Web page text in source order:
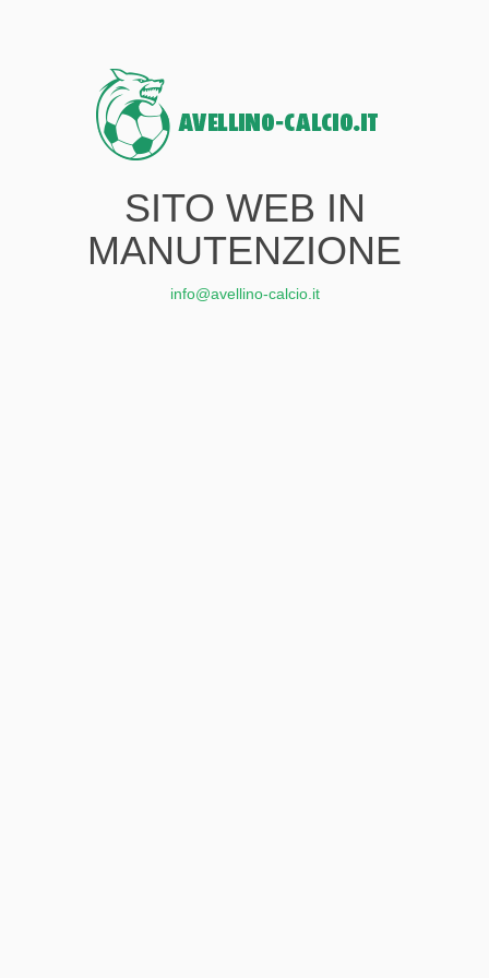
SITO WEB IN
MANUTENZIONE
info@avellino-calcio.it